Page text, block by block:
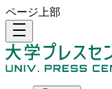
ページ上部
density_medium